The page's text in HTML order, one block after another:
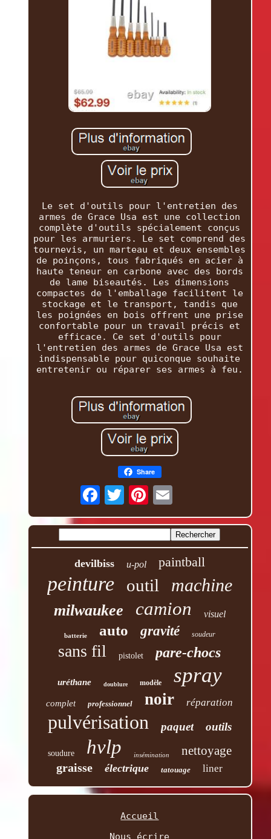
Le set d'outils pour l'entretien des
armes de Grace Usa est une collection
complète d'outils spécialement conçus
pour les armuriers. Le set comprend des
tournevis, un marteau et deux ensembles
de poinçons, tous fabriqués en acier à
haute teneur en carbone avec des bords
de lame biseautés. Les dimensions
compactes de l'emballage facilitent le
stockage et le transport, tandis que
les poignées en bois offrent une prise
confortable pour un travail précis et
efficace. Ce set d'outils pour
l'entretien des armes de Grace Usa est
indispensable pour quiconque souhaite
entretenir ou réparer ses armes à feu.
Share
devilbiss u-pol paintball
peinture outil machine
milwaukee camion visuel
batterie auto gravité soudeur
sans fil pistolet pare-chocs
uréthane doublure modèle spray
complet professionnel noir réparation
pulvérisation paquet outils
soudure hvlp insémination nettoyage
graisse électrique tatouage liner
Accueil
Nous écrire